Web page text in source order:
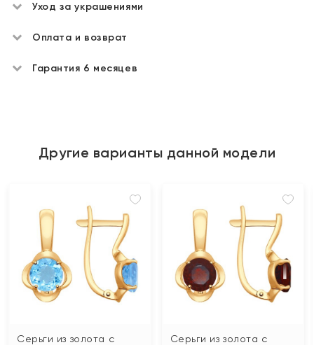
Уход за украшениями
Оплата и возврат
Гарантия 6 месяцев
Другие варианты данной модели
Серьги из золота с
Серьги из золота с